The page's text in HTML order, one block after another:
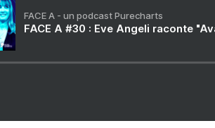
FACE A - un podcast Purecharts
FACE A #30 : Eve Angeli raconte